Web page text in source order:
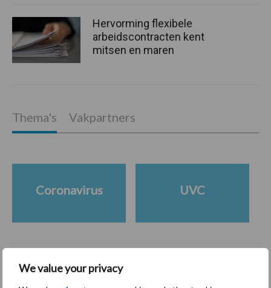
We value your privacy
Hervorming flexibele
arbeidscontracten kent
mitsen en maren
Thema's Vakpartners
Coronavirus UVC
Toon meer